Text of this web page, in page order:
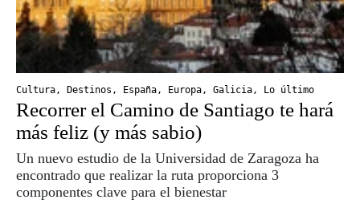
Cultura, Destinos , España, Europa, Galicia, Lo último
Recorrer el Camino de Santiago te hará
más feliz (y más sabio)
Un nuevo estudio de la Universidad de Zaragoza ha
encontrado que realizar la ruta proporciona 3
componentes clave para el bienestar